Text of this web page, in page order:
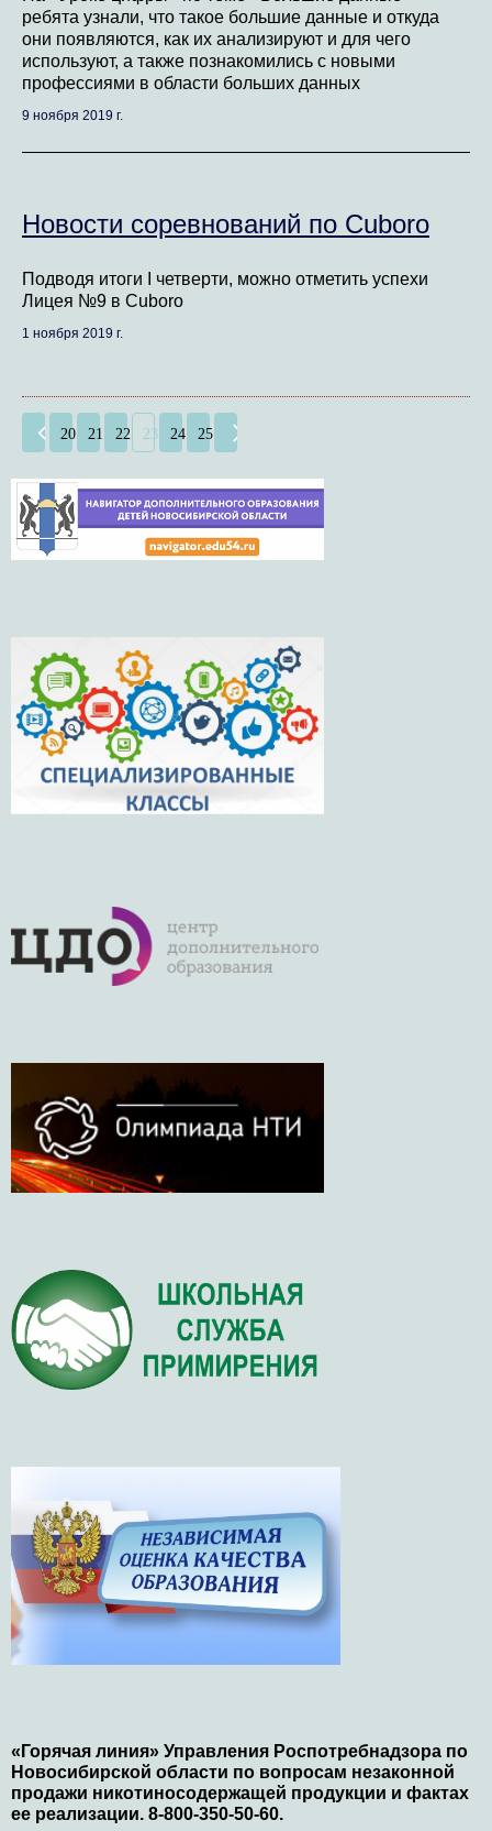
ребята узнали, что такое большие данные и откуда
они появляются, как их анализируют и для чего
используют, а также познакомились с новыми
профессиями в области больших данных
9 ноября 2019 г.
Новости соревнований по Сuboro
Подводя итоги I четверти, можно отметить успехи
Лицея №9 в Сuboro
1 ноября 2019 г.
20 21 22 23 24 25
«Горячая линия» Управления Роспотребнадзора по
Новосибирской области по вопросам незаконной
продажи никотиносодержащей продукции и фактах
ее реализации. 8-800-350-50-60.